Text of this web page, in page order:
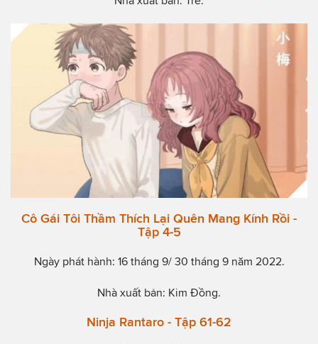
Cô Gái Tôi Thầm Thích Lại Quên Mang Kính Rồi -
Tập 4-5
Ngày phát hành: 16 tháng 9/ 30 tháng 9 năm 2022.
Nhà xuất bản: Kim Đồng.
Ninja Rantaro - Tập 61-62